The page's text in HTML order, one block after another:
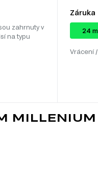
zahrnuty v
na typu
Záruka
24
Vrácení
MILLENIUM